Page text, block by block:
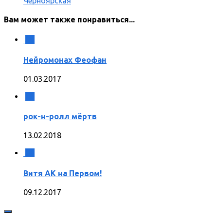
Вам может также понравиться...
Нейромонах Феофан
01.03.2017
рок-н-ролл мёртв
13.02.2018
Витя АК на Первом!
09.12.2017